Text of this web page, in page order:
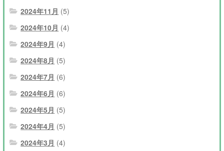
2024年11月 (5)
2024年10月 (4)
2024年9月 (4)
2024年8月 (5)
2024年7月 (6)
2024年6月 (6)
2024年5月 (5)
2024年4月 (5)
2024年3月 (4)